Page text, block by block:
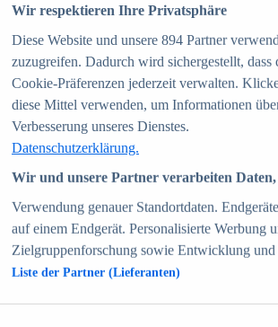
Marken
entdecken
Insights
zu mehr als 39.000 Online-Shops
70+
Shop
Wir respektieren Ihre Privatsphäre
Diese Website und unsere 894 Partner
zuzugreifen. Dadurch wird sichergestellt,
Cookie-Präferenzen jederzeit verwalten.
diese Mittel verwenden, um Informationen
Verbesserung unseres Dienstes.
Datenschutzerklärung.
Wir und unsere Partner verarbeiten
Verwendung genauer Standortdaten.
auf einem Endgerät. Personalisierte Werbung
Zielgruppenforschung sowie Entwicklung
Liste der Partner (Lieferanten)